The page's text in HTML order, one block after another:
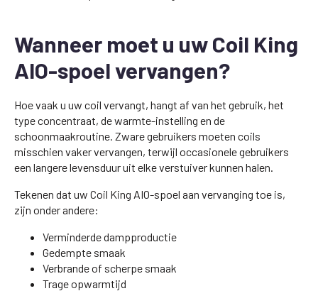
Wanneer moet u uw Coil King
AIO-spoel vervangen?
Hoe vaak u uw coil vervangt, hangt af van het gebruik, het
type concentraat, de warmte-instelling en de
schoonmaakroutine. Zware gebruikers moeten coils
misschien vaker vervangen, terwijl occasionele gebruikers
een langere levensduur uit elke verstuiver kunnen halen.
Tekenen dat uw Coil King AIO-spoel aan vervanging toe is,
zijn onder andere:
Verminderde dampproductie
Gedempte smaak
Verbrande of scherpe smaak
Trage opwarmtijd